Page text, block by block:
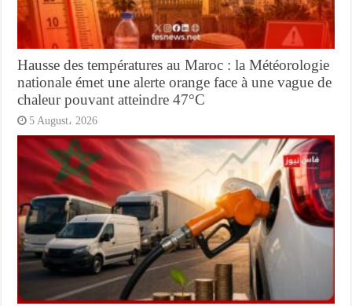
Hausse des températures au Maroc : la Météorologie
nationale émet une alerte orange face à une vague de
chaleur pouvant atteindre 47°C
5 August، 2026